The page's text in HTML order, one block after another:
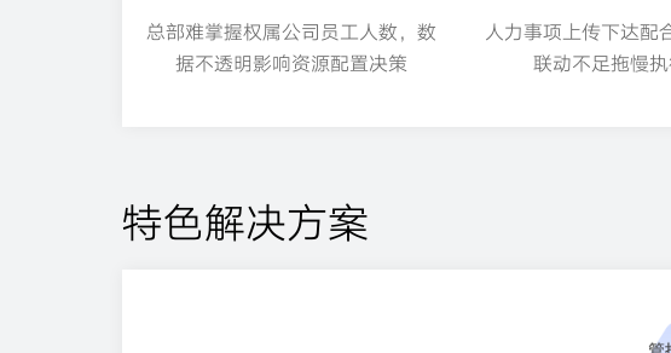
总部难掌握权属公司员工人数，数
据不透明影响资源配置决策
人力事项上传下达配
联动不足拖慢
特色解决方案